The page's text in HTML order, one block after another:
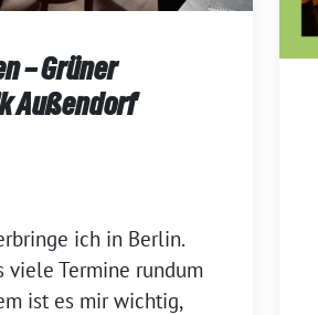
– Grüner
Außendorf
ich in Berlin.
viele Termine rundum
ist es mir wichtig,